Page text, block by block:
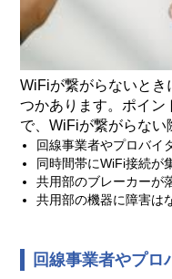
WiFiが繋がらないとき
つかあります。ポイン
で、WiFiが繋がらない
回線事業者やプロバイ
同時間帯にWiFi接続が
共用部のブレーカーが
共用部の機器に障害は
回線事業者やプロ